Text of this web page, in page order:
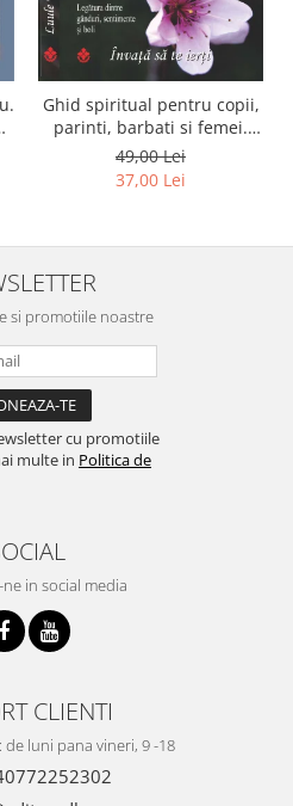
Ghid spiritual pentru copii,
parinti, barbati si femei.
Seria Invata sa te ierti.
Luule Viilma
49,00 Lei
37,00 Lei
si promotiile noastre
cu promotiile
multe in Politica de
in social media
CLIENTI
luni pana vineri, 9 -18